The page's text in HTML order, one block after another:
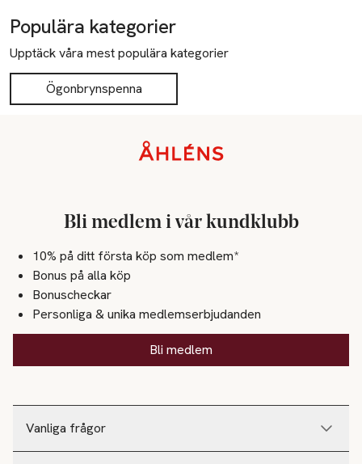
Populära kategorier
Upptäck våra mest populära kategorier
Ögonbrynspenna
Vanliga frågor
Bli medlem i vår kundklubb
10% på ditt första köp som medlem*
Bonus på alla köp
Bonuscheckar
Personliga & unika medlemserbjudanden
Bli medlem